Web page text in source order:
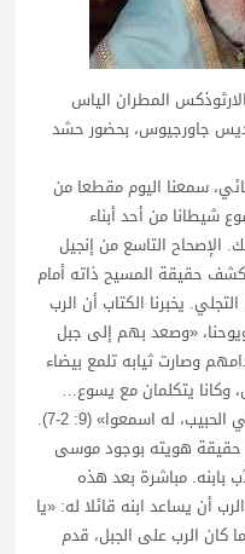
المطران الياس
جاورجيوس، بحضور حشد
سمعنا اليوم مقطعا من
شيطانا من أحد أبناء
الإصحاح التاسع من إنجيل
حقيقة المسيح ذاته أمام
يخبرنا الكتاب أن الرب
«وصعد بهم إلى جبل
وصارت ثيابه تلمع بيضاء
وكانا يتكلمان مع يسوع…
وجاء صوت من السماء قائلا: هذا هو ابني الحبيب، له اسمعوا» (9: 2-7).
حقيقة هويته بوجود موسى
بابنه. مباشرة بعد هذه
أن يساعد ابنه قائلا له: «يا
كان الرب على الجبل، قدم